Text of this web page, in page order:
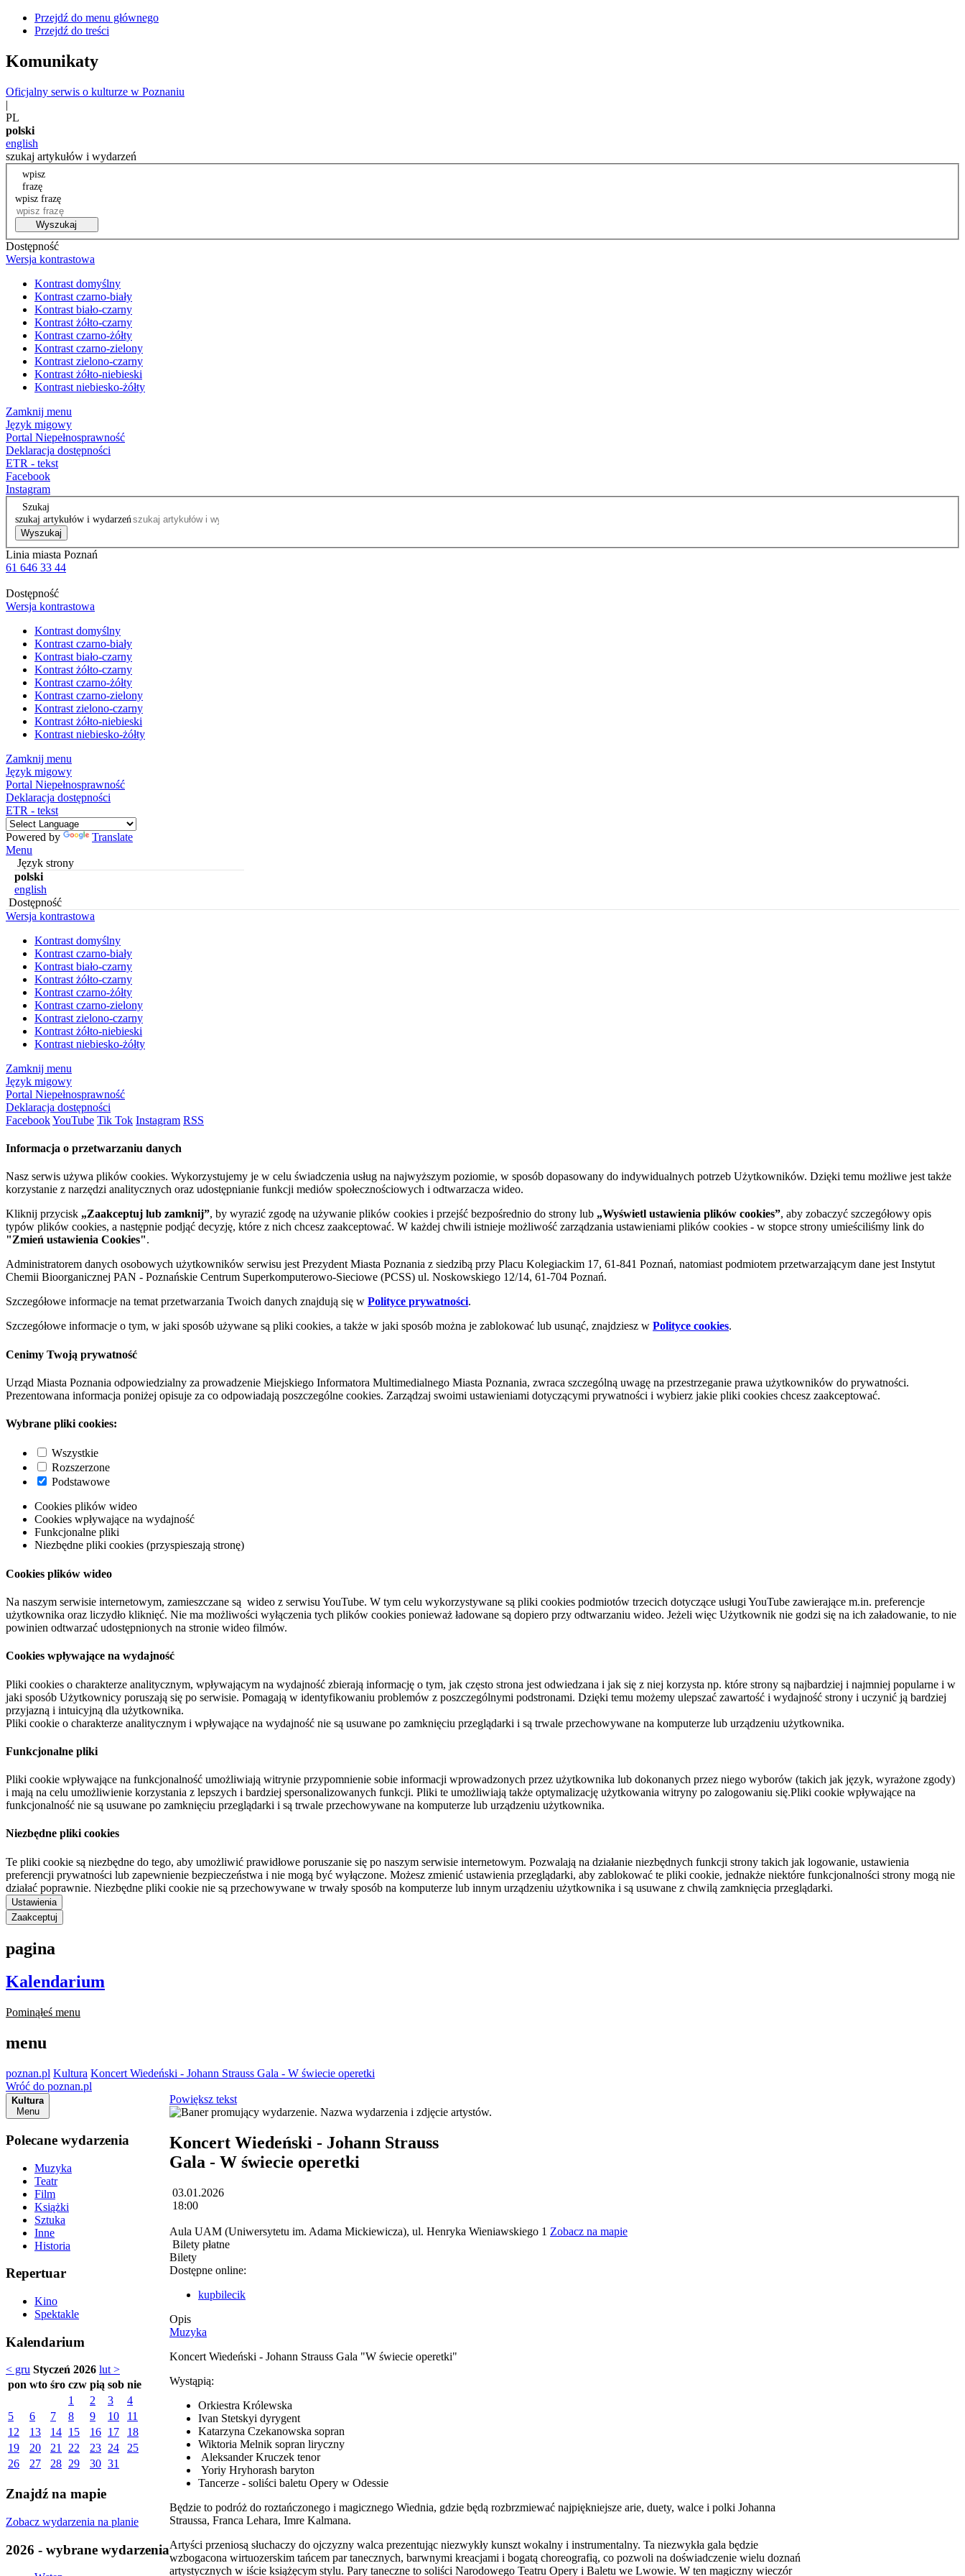
Przejdź do menu głównego
Przejdź do treści
Komunikaty
Oficjalny serwis o kulturze w Poznaniu
|
PL
polski
english
szukaj artykułów i wydarzeń
wpisz
frazę
wpisz frazę
Wyszukaj
Dostępność
Wersja kontrastowa
Kontrast domyślny
Kontrast czarno-biały
Kontrast biało-czarny
Kontrast żółto-czarny
Kontrast czarno-żółty
Kontrast czarno-zielony
Kontrast zielono-czarny
Kontrast żółto-niebieski
Kontrast niebiesko-żółty
Zamknij menu
Język migowy
Portal Niepełnosprawność
Deklaracja dostępności
ETR - tekst
Facebook
Instagram
Szukaj
szukaj artykułów i wydarzeń
Wyszukaj
Linia miasta Poznań
61 646 33 44
Dostępność
Wersja kontrastowa
Kontrast domyślny
Kontrast czarno-biały
Kontrast biało-czarny
Kontrast żółto-czarny
Kontrast czarno-żółty
Kontrast czarno-zielony
Kontrast zielono-czarny
Kontrast żółto-niebieski
Kontrast niebiesko-żółty
Zamknij menu
Język migowy
Portal Niepełnosprawność
Deklaracja dostępności
ETR - tekst
Powered by
Translate
Menu
Język strony
polski
english
Dostępność
Wersja kontrastowa
Kontrast domyślny
Kontrast czarno-biały
Kontrast biało-czarny
Kontrast żółto-czarny
Kontrast czarno-żółty
Kontrast czarno-zielony
Kontrast zielono-czarny
Kontrast żółto-niebieski
Kontrast niebiesko-żółty
Zamknij menu
Język migowy
Portal Niepełnosprawność
Deklaracja dostępności
FacebookYouTube Tik Tok Instagram RSS
Informacja o przetwarzaniu danych
Nasz serwis używa plików cookies. Wykorzystujemy je w celu świadczenia usług na najwyższym poziomie, w sposób dopasowany do indywidualnych potrzeb Użytkowników. Dzięki temu możliwe jest także
korzystanie z narzędzi analitycznych oraz udostępnianie funkcji mediów społecznościowych i odtwarzacza wideo.
Kliknij przycisk „Zaakceptuj lub zamknij”, by wyrazić zgodę na używanie plików cookies i przejść bezpośrednio do strony lub „Wyświetl ustawienia plików cookies”, aby zobaczyć szczegółowy opis
typów plików cookies, a następnie podjąć decyzję, które z nich chcesz zaakceptować. W każdej chwili istnieje możliwość zarządzania ustawieniami plików cookies - w stopce strony umieściliśmy link do
"Zmień ustawienia Cookies".
Administratorem danych osobowych użytkowników serwisu jest Prezydent Miasta Poznania z siedzibą przy Placu Kolegiackim 17, 61-841 Poznań, natomiast podmiotem przetwarzającym dane jest Instytut
Chemii Bioorganicznej PAN - Poznańskie Centrum Superkomputerowo-Sieciowe (PCSS) ul. Noskowskiego 12/14, 61-704 Poznań.
Szczegółowe informacje na temat przetwarzania Twoich danych znajdują się w Polityce prywatności.
Szczegółowe informacje o tym, w jaki sposób używane są pliki cookies, a także w jaki sposób można je zablokować lub usunąć, znajdziesz w Polityce cookies.
Cenimy Twoją prywatność
Urząd Miasta Poznania odpowiedzialny za prowadzenie Miejskiego Informatora Multimedialnego Miasta Poznania, zwraca szczególną uwagę na przestrzeganie prawa użytkowników do prywatności.
Prezentowana informacja poniżej opisuje za co odpowiadają poszczególne cookies. Zarządzaj swoimi ustawieniami dotyczącymi prywatności i wybierz jakie pliki cookies chcesz zaakceptować.
Wybrane pliki cookies:
Wszystkie
Rozszerzone
Podstawowe
Cookies plików wideo
Cookies wpływające na wydajność
Funkcjonalne pliki
Niezbędne pliki cookies (przyspieszają stronę)
Cookies plików wideo
Na naszym serwisie internetowym, zamieszczane są wideo z serwisu YouTube. W tym celu wykorzystywane są pliki cookies podmiotów trzecich dotyczące usługi YouTube zawierające m.in. preferencje
użytkownika oraz liczydło kliknięć. Nie ma możliwości wyłączenia tych plików cookies ponieważ ładowane są dopiero przy odtwarzaniu wideo. Jeżeli więc Użytkownik nie godzi się na ich załadowanie, to nie
powinien odtwarzać udostępnionych na stronie wideo filmów.
Cookies wpływające na wydajność
Pliki cookies o charakterze analitycznym, wpływającym na wydajność zbierają informację o tym, jak często strona jest odwiedzana i jak się z niej korzysta np. które strony są najbardziej i najmniej popularne i w
jaki sposób Użytkownicy poruszają się po serwisie. Pomagają w identyfikowaniu problemów z poszczególnymi podstronami. Dzięki temu możemy ulepszać zawartość i wydajność strony i uczynić ją bardziej
przyjazną i intuicyjną dla użytkownika.
Pliki cookie o charakterze analitycznym i wpływające na wydajność nie są usuwane po zamknięciu przeglądarki i są trwale przechowywane na komputerze lub urządzeniu użytkownika.
Funkcjonalne pliki
Pliki cookie wpływające na funkcjonalność umożliwiają witrynie przypomnienie sobie informacji wprowadzonych przez użytkownika lub dokonanych przez niego wyborów (takich jak język, wyrażone zgody)
i mają na celu umożliwienie korzystania z lepszych i bardziej spersonalizowanych funkcji. Pliki te umożliwiają także optymalizację użytkowania witryny po zalogowaniu się.Pliki cookie wpływające na
funkcjonalność nie są usuwane po zamknięciu przeglądarki i są trwale przechowywane na komputerze lub urządzeniu użytkownika.
Niezbędne pliki cookies
Te pliki cookie są niezbędne do tego, aby umożliwić prawidłowe poruszanie się po naszym serwisie internetowym. Pozwalają na działanie niezbędnych funkcji strony takich jak logowanie, ustawienia
preferencji prywatności lub zapewnienie bezpieczeństwa i nie mogą być wyłączone. Możesz zmienić ustawienia przeglądarki, aby zablokować te pliki cookie, jednakże niektóre funkcjonalności strony mogą nie
działać poprawnie. Niezbędne pliki cookie nie są przechowywane w trwały sposób na komputerze lub innym urządzeniu użytkownika i są usuwane z chwilą zamknięcia przeglądarki.
Ustawienia
Zaakceptuj
pagina
Kalendarium
Pominąłeś menu
menu
poznan.pl Kultura Koncert Wiedeński - Johann Strauss Gala - W świecie operetki
Wróć do poznan.pl
Kultura
Menu
Polecane wydarzenia
Muzyka
Teatr
Film
Książki
Sztuka
Inne
Historia
Repertuar
Kino
Spektakle
Kalendarium
< gru Styczeń 2026 lut >
pon wto śro czw pią sob nie
1
2 3
4
5
6 7 8 9 10
11
12
13 14 15 16 17
18
19
20 21 22 23 24
25
26
27 28 29 30 31
Znajdź na mapie
Zobacz wydarzenia na planie
2026 - wybrane wydarzenia
Powiększ tekst
Koncert Wiedeński - Johann Strauss
Gala - W świecie operetki
03.01.2026
18:00
Aula UAM (Uniwersytetu im. Adama Mickiewicza), ul. Henryka Wieniawskiego 1 Zobacz na mapie
Bilety płatne
Bilety
Dostępne online:
kupbilecik
Opis
Muzyka
Koncert Wiedeński - Johann Strauss Gala "W świecie operetki"
Wystąpią:
Orkiestra Królewska
Ivan Stetskyi dyrygent
Katarzyna Czekanowska sopran
Wiktoria Melnik sopran liryczny
Aleksander Kruczek tenor
Yoriy Hryhorash baryton
Tancerze - soliści baletu Opery w Odessie
Będzie to podróż do roztańczonego i magicznego Wiednia, gdzie będą rozbrzmiewać najpiękniejsze arie, duety, walce i polki Johanna
Straussa, Franca Lehara, Imre Kalmana.
Artyści przeniosą słuchaczy do ojczyzny walca prezentując niezwykły kunszt wokalny i instrumentalny. Ta niezwykła gala będzie
wzbogacona wirtuozerskim tańcem par tanecznych, barwnymi kreacjami i bogatą choreografią, co pozwoli na doświadczenie wielu doznań
artystycznych w iście książęcym stylu. Pary taneczne to soliści Narodowego Teatru Opery i Baletu we Lwowie. W ten magiczny wieczór